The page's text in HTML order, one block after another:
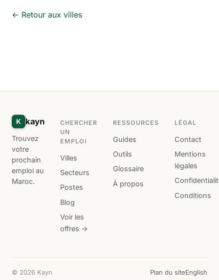
← Retour aux villes
K kayn
Trouvez
votre
prochain
emploi au
Maroc.
CHERCHER
UN
EMPLOI
Villes
Secteurs
Postes
Blog
Voir les
offres →
RESSOURCES
Guides
Outils
Glossaire
À propos
LÉGAL
Contact
Mentions
légales
Conditions
© 2026 Kayn Plan du siteEnglish